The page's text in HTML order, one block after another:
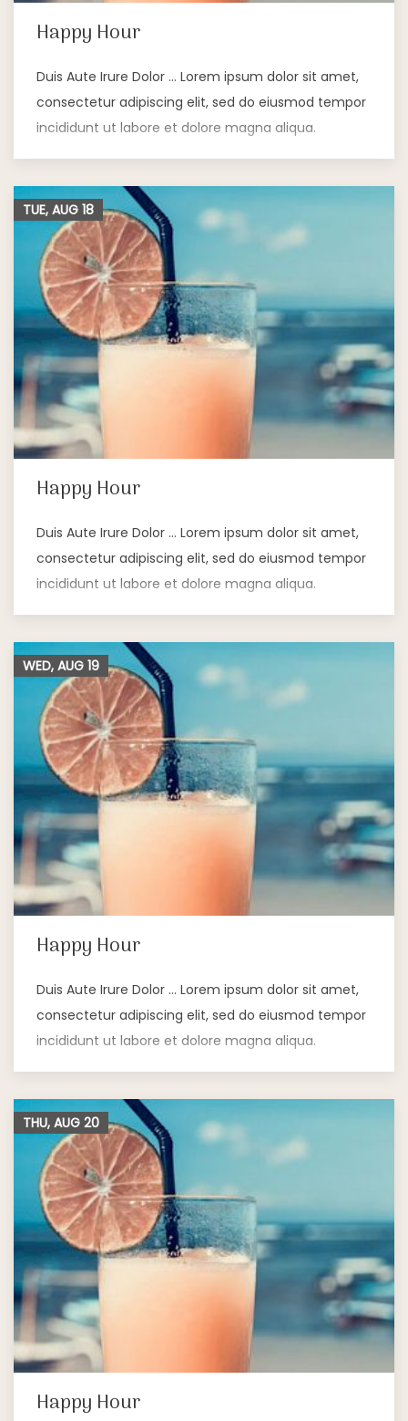
Happy Hour
Duis Aute Irure Dolor … Lorem ipsum dolor sit amet,
consectetur adipiscing elit, sed do eiusmod tempor
incididunt ut labore et dolore magna aliqua.
Happy Hour
Duis Aute Irure Dolor … Lorem ipsum dolor sit amet,
consectetur adipiscing elit, sed do eiusmod tempor
incididunt ut labore et dolore magna aliqua.
TUE, AUG 18
Happy Hour
Duis Aute Irure Dolor … Lorem ipsum dolor sit amet,
consectetur adipiscing elit, sed do eiusmod tempor
incididunt ut labore et dolore magna aliqua.
WED, AUG 19
Happy Hour
THU, AUG 20